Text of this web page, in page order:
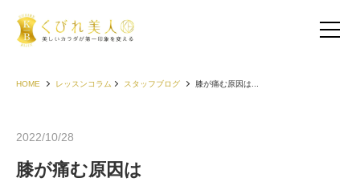
HOME レッスンコラム スタッフブログ 膝が痛む原因は...
2022/10/28
膝が痛む原因は